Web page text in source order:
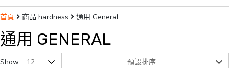
首頁 商品 hardness 通用 General
通用 GENERAL
Show